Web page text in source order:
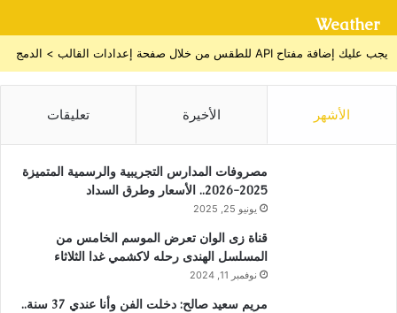
Weather
يجب عليك إضافة مفتاح API للطقس من خلال صفحة إعدادات القالب > الدمج
الأشهر الأخيرة تعليقات
مصروفات المدارس التجريبية والرسمية المتميزة
2025-2026.. الأسعار وطرق السداد
يونيو 25, 2025
قناة زى الوان تعرض الموسم الخامس من
المسلسل الهندى رحله لاكشمي غدا الثلاثاء
نوفمبر 11, 2024
مريم سعيد صالح: دخلت الفن وأنا عندي 37 سنة..